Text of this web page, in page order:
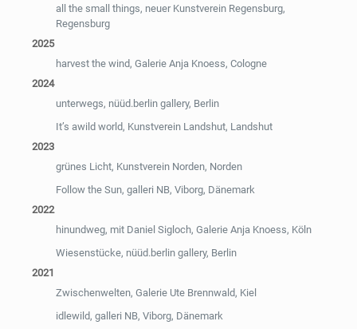
all the small things, neuer Kunstverein Regensburg,
Regensburg
2025
harvest the wind, Galerie Anja Knoess, Cologne
2024
unterwegs, nüüd.berlin gallery, Berlin
It’s awild world, Kunstverein Landshut, Landshut
2023
grünes Licht, Kunstverein Norden, Norden
Follow the Sun, galleri NB, Viborg, Dänemark
2022
hinundweg, mit Daniel Sigloch, Galerie Anja Knoess, Köln
Wiesenstücke, nüüd.berlin gallery, Berlin
2021
Zwischenwelten, Galerie Ute Brennwald, Kiel
idlewild, galleri NB, Viborg, Dänemark